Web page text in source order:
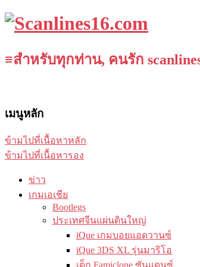
≡สำหรับทุกท่าน, คนรัก
เมนูหลัก
ข้ามไปที่เนื้อหาหลัก
ข้ามไปที่เนื้อหารอง
ข่าว
เกมเอเชีย
Bootlegs
ประเทศจีนแผ่นดินใหญ่
iQue เกมบอยแอดวานซ์
iQue 3DS XL รุ่นมาริโอ